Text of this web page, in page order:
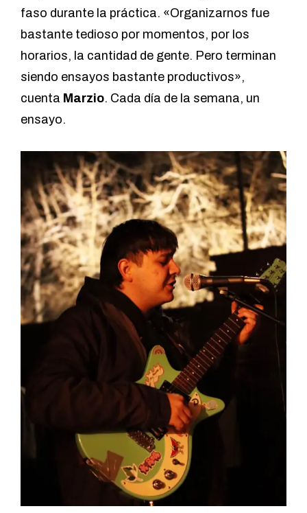
faso durante la práctica. «Organizarnos fue
bastante tedioso por momentos, por los
horarios, la cantidad de gente. Pero terminan
siendo ensayos bastante productivos»,
cuenta Marzio. Cada día de la semana, un
ensayo.